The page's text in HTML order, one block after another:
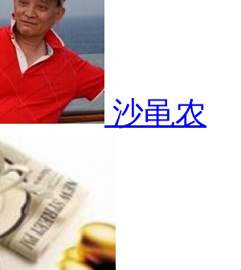
沙黾农